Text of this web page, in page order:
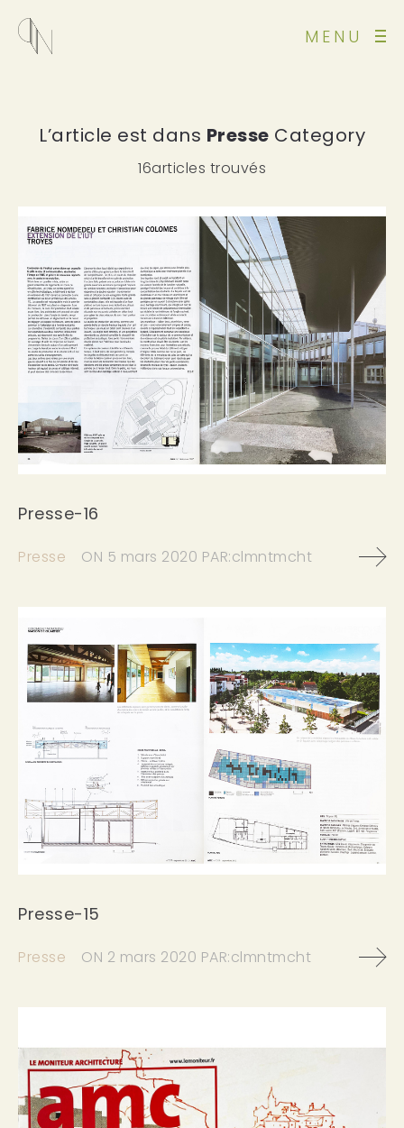
MENU
L’article est dans Presse Category
16articles trouvés
Presse-16
Presse ON 5 mars 2020 PAR:clmntmcht
Presse-15
Presse ON 2 mars 2020 PAR:clmntmcht